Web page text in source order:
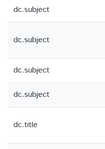
dc.subject
dc.subject
dc.subject
dc.subject
dc.title